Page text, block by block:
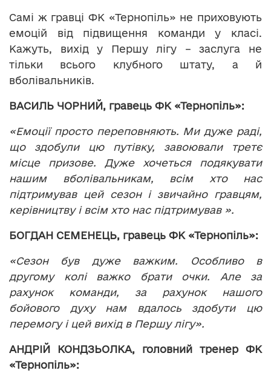
Самі ж гравці ФК «Тернопіль» не приховують
емоцій від підвищення команди у класі.
Кажуть, вихід у Першу лігу – заслуга не
тільки всього клубного штату, а й
вболівальників.
ВАСИЛЬ ЧОРНИЙ, гравець ФК «Тернопіль»:
«Емоції просто переповняють. Ми дуже раді,
що здобули цю путівку, завоювали третє
місце призове. Дуже хочеться подякувати
нашим вболівальникам, всім хто нас
підтримував цей сезон і звичайно гравцям,
керівництву і всім хто нас підтримував ».
БОГДАН СЕМЕНЕЦЬ, гравець ФК «Тернопіль»:
«Сезон був дуже важким. Особливо в
другому колі важко брати очки. Але за
рахунок команди, за рахунок нашого
бойового духу нам вдалось здобути цю
перемогу і цей вихід в Першу лігу».
АНДРІЙ КОНДЗЬОЛКА, головний тренер ФК
«Тернопіль»: